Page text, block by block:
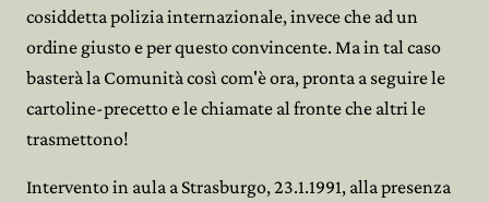
cosiddetta polizia internazionale, invece che ad un
ordine giusto e per questo convincente. Ma in tal caso
basterà la Comunità così com'è ora, pronta a seguire le
cartoline-precetto e le chiamate al fronte che altri le
trasmettono!
Intervento in aula a Strasburgo, 23.1.1991, alla presenza